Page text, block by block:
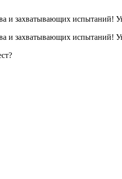
и захватывающих испытаний!
и захватывающих испытаний!